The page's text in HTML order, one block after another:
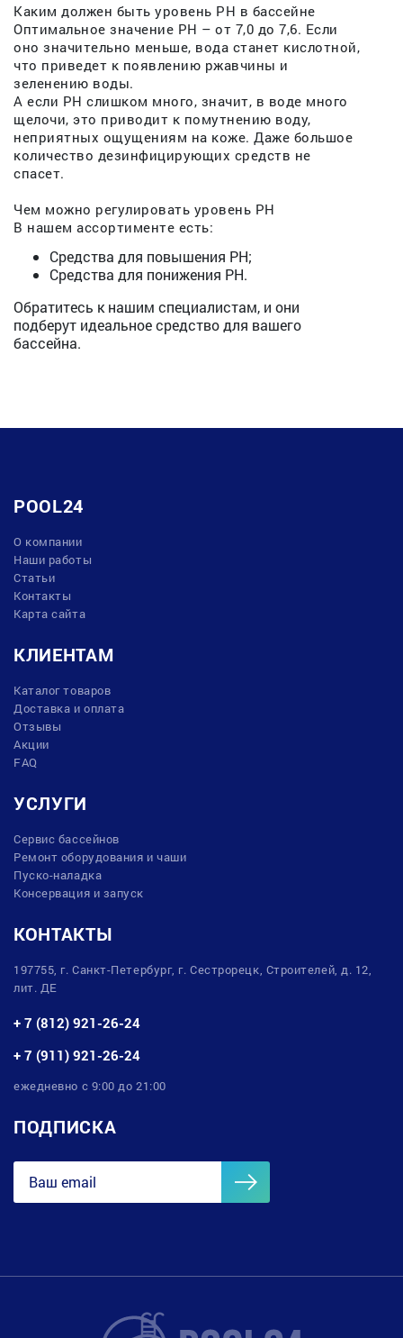
Каким должен быть уровень PH в бассейне
Оптимальное значение PH – от 7,0 до 7,6. Если
оно значительно меньше, вода станет кислотной,
что приведет к появлению ржавчины и
зеленению воды.
А если PH слишком много, значит, в воде много
щелочи, это приводит к помутнению воду,
неприятных ощущениям на коже. Даже большое
количество дезинфицирующих средств не
спасет.
Чем можно регулировать уровень PH
В нашем ассортименте есть:
Средства для повышения PH;
Средства для понижения PH.
Обратитесь к нашим специалистам, и они
подберут идеальное средство для вашего
бассейна.
POOL24
О компании
Наши работы
Статьи
Контакты
Карта сайта
КЛИЕНТАМ
Каталог товаров
Доставка и оплата
Отзывы
Акции
FAQ
УСЛУГИ
Сервис бассейнов
Ремонт оборудования и чаши
Пуско-наладка
Консервация и запуск
КОНТАКТЫ
197755, г. Санкт-Петербург, г. Сестрорецк, Строителей, д. 12,
лит. ДЕ
+ 7 (812) 921-26-24
+ 7 (911) 921-26-24
ежедневно с 9:00 до 21:00
ПОДПИСКА